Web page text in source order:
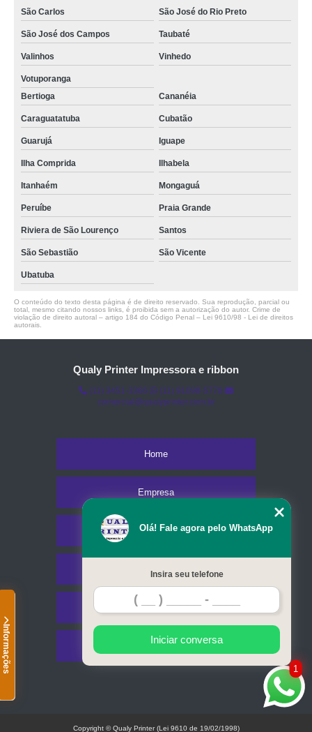
Informações
São Carlos São José do Rio Preto
São José dos Campos Taubaté
Valinhos Vinhedo
Votuporanga
Bertioga
Cananéia
Caraguatatuba Cubatão
Guarujá Iguape
Ilha Comprida Ilhabela
Itanhaém Mongaguá
Peruíbe Praia Grande
Riviera de São Lourenço Santos
São Sebastião São Vicente
Ubatuba
O conteúdo do texto desta página é de direito reservado. Sua reprodução, parcial ou
total, mesmo citando nossos links, é proibida sem a autorização do autor. Crime de
violação de direito autoral – artigo 184 do Código Penal – Lei 9610/98 - Lei de direitos
autorais
Qualy Printer Impressora e ribbon
(11) 3451-3366
(11) 91098-5778
comercial@qualyprinter.com.br
Home
Empresa
Missão
Serviços
Contato
Mapa do site
1
Olá! Fale agora pelo WhatsApp
Insira seu telefone
Iniciar conversa
Copyright © Qualy Printer (Lei 9610 de 19/02/1998)